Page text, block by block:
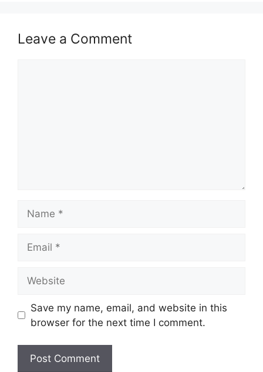
Leave a Comment
Save my name, email, and website in this
browser for the next time I comment.